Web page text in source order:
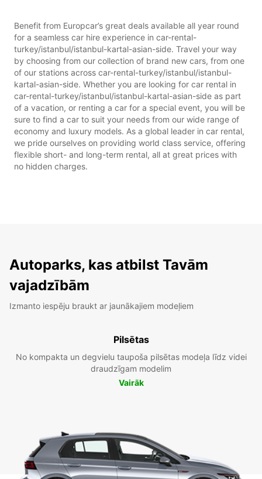
Benefit from Europcar’s great deals available all year round
for a seamless car hire experience in car-rental-
turkey/istanbul/istanbul-kartal-asian-side. Travel your way
by choosing from our collection of brand new cars, from one
of our stations across car-rental-turkey/istanbul/istanbul-
kartal-asian-side. Whether you are looking for car rental in
car-rental-turkey/istanbul/istanbul-kartal-asian-side as part
of a vacation, or renting a car for a special event, you will be
sure to find a car to suit your needs from our wide range of
economy and luxury models. As a global leader in car rental,
we pride ourselves on providing world class service, offering
flexible short- and long-term rental, all at great prices with
no hidden charges.
Autoparks, kas atbilst Tavām
vajadzībām
Izmanto iespēju braukt ar jaunākajiem modeļiem
Pilsētas
No kompakta un degvielu taupoša pilsētas modeļa līdz videi
draudzīgam modelim
Vairāk